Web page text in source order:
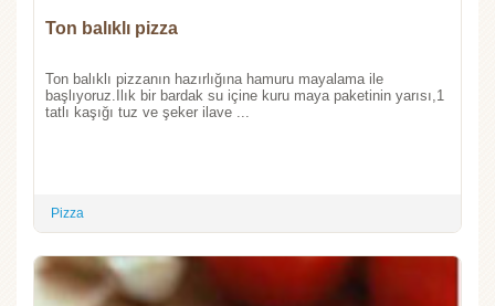
Ton balıklı pizza
Ton balıklı pizzanın hazırlığına hamuru mayalama ile
başlıyoruz.Ilık bir bardak su içine kuru maya paketinin yarısı,1
tatlı kaşığı tuz ve şeker ilave ...
Pizza